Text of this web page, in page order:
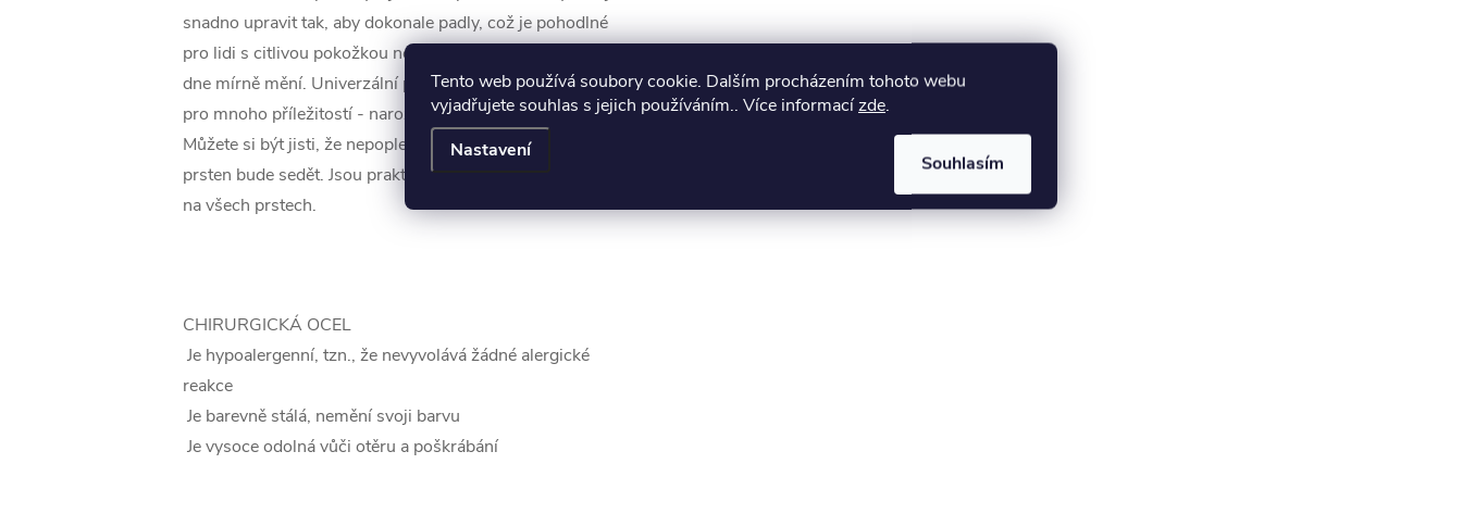
Tento web používá soubory cookie. Dalším procházením tohoto webu
vyjadřujete souhlas s jejich používáním.. Více informacízde.
Nastavení
Souhlasím
snadno upravit tak, aby dokonale padly, což je pohodlné
pro lidi s citlivou pokožkou nebo s prsty, které se během
dne mírně mění. Univerzální prsteny jsou skvělým dárkem
pro mnoho příležitostí - narozeniny, Valentýn, Vánoce...
Můžete si být jisti, že nepoplete velikost a obdarovanému
prsten bude sedět. Jsou praktické, pohodlné a lze je nosit
na všech prstech.
CHIRURGICKÁ OCEL
Je hypoalergenní, tzn., že nevyvolává žádné alergické
reakce
Je barevně stálá, nemění svoji barvu
Je vysoce odolná vůči otěru a poškrábání